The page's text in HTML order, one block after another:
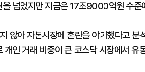
넘었지만 지금은 17조9000억원 수준
않아 자본시장에 혼란을 야기했다고 분
인 거래 비중이 큰 코스닥 시장에서 유